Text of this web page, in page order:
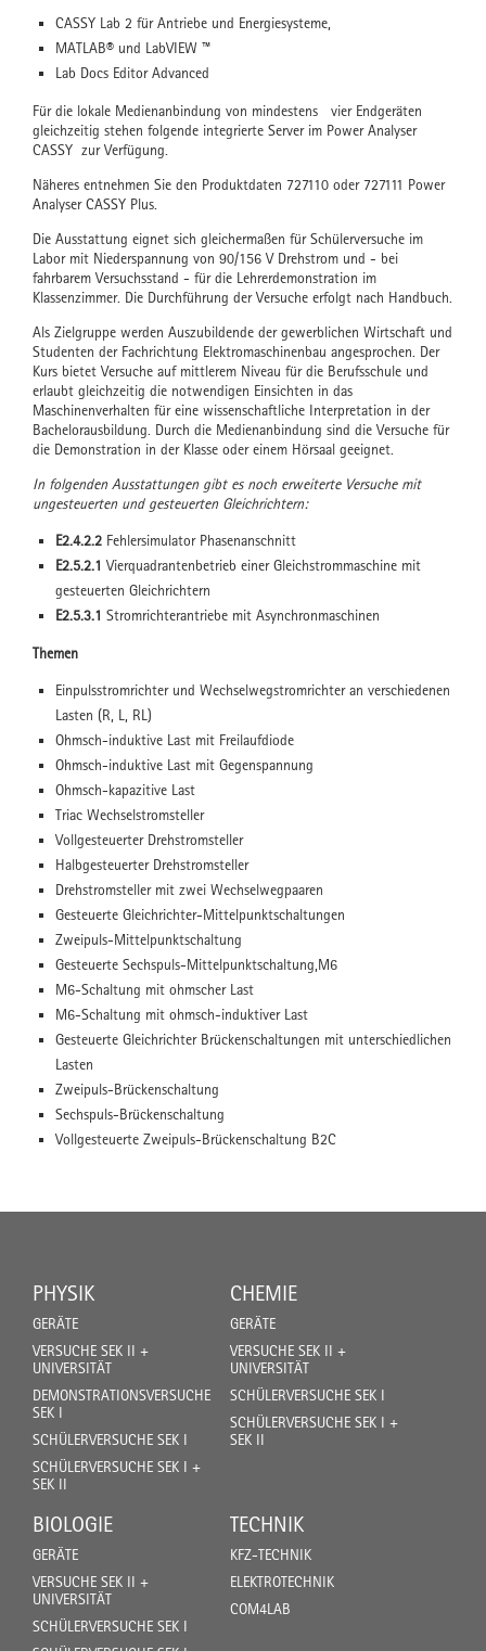
CASSY Lab 2 für Antriebe und Energiesysteme,
MATLAB® und LabVIEW ™
Lab Docs Editor Advanced
Für die lokale Medienanbindung von mindestens vier Endgeräten
gleichzeitig stehen folgende integrierte Server im Power Analyser
CASSY zur Verfügung.
Näheres entnehmen Sie den Produktdaten 727110 oder 727111 Power
Analyser CASSY Plus.
Die Ausstattung eignet sich gleichermaßen für Schülerversuche im
Labor mit Niederspannung von 90/156 V Drehstrom und - bei
fahrbarem Versuchsstand - für die Lehrerdemonstration im
Klassenzimmer. Die Durchführung der Versuche erfolgt nach Handbuch.
Als Zielgruppe werden Auszubildende der gewerblichen Wirtschaft und
Studenten der Fachrichtung Elektromaschinenbau angesprochen. Der
Kurs bietet Versuche auf mittlerem Niveau für die Berufsschule und
erlaubt gleichzeitig die notwendigen Einsichten in das
Maschinenverhalten für eine wissenschaftliche Interpretation in der
Bachelorausbildung. Durch die Medienanbindung sind die Versuche für
die Demonstration in der Klasse oder einem Hörsaal geeignet.
In folgenden Ausstattungen gibt es noch erweiterte Versuche mit
ungesteuerten und gesteuerten Gleichrichtern:
E2.4.2.2 Fehlersimulator Phasenanschnitt
E2.5.2.1 Vierquadrantenbetrieb einer Gleichstrommaschine mit
gesteuerten Gleichrichtern
E2.5.3.1 Stromrichterantriebe mit Asynchronmaschinen
Themen
Einpulsstromrichter und Wechselwegstromrichter an verschiedenen
Lasten (R, L, RL)
Ohmsch-induktive Last mit Freilaufdiode
Ohmsch-induktive Last mit Gegenspannung
Ohmsch-kapazitive Last
Triac Wechselstromsteller
Vollgesteuerter Drehstromsteller
Halbgesteuerter Drehstromsteller
Drehstromsteller mit zwei Wechselwegpaaren
Gesteuerte Gleichrichter-Mittelpunktschaltungen
Zweipuls-Mittelpunktschaltung
Gesteuerte Sechspuls-Mittelpunktschaltung,M6
M6-Schaltung mit ohmscher Last
M6-Schaltung mit ohmsch-induktiver Last
Gesteuerte Gleichrichter Brückenschaltungen mit unterschiedlichen
Lasten
Zweipuls-Brückenschaltung
Sechspuls-Brückenschaltung
Vollgesteuerte Zweipuls-Brückenschaltung B2C
PHYSIK
GERÄTE
VERSUCHE SEK II +
UNIVERSITÄT
DEMONSTRATIONSVERSUCHE
SEK I
SCHÜLERVERSUCHE SEK I
SCHÜLERVERSUCHE SEK I +
SEK II
CHEMIE
GERÄTE
VERSUCHE SEK II +
UNIVERSITÄT
SCHÜLERVERSUCHE SEK I
SCHÜLERVERSUCHE SEK I +
SEK II
BIOLOGIE
GERÄTE
VERSUCHE SEK II +
UNIVERSITÄT
SCHÜLERVERSUCHE SEK I
TECHNIK
KFZ-TECHNIK
ELEKTROTECHNIK
COM4LAB